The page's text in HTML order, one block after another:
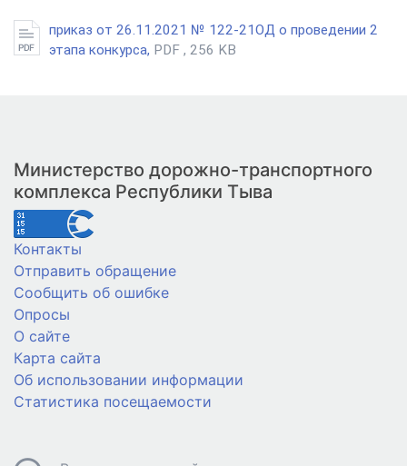
приказ от 26.11.2021 № 122-21ОД о проведении 2
этапа конкурса, PDF , 256 KB
Министерство дорожно-транспортного
комплекса Республики Тыва
Контакты
Отправить обращение
Сообщить об ошибке
Опросы
О сайте
Карта сайта
Об использовании информации
Статистика посещаемости